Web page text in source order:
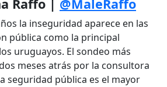
Raffo | @MaleRaffo
la inseguridad aparece en las
pública como la principal
uruguayos. El sondeo más
meses atrás por la consultora
seguridad pública es el mayor